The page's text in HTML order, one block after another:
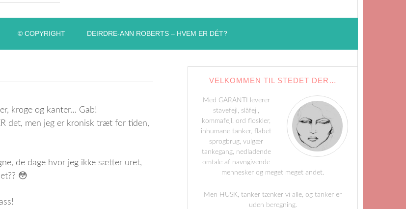
© COPYRIGHT DEIRDRE-ANN ROBERTS – HVEM ER DÉT?
kroge og kanter… Gab!
det, men jeg er kronisk træt for tiden,
de dage hvor jeg ikke sætter uret,
😳
VELKOMMEN TIL STEDET DER…
Med GARANTI leverer
stavefejl, slåfejl,
kommafejl, ord floskler,
inhumane tanker, flabet
sprogbrug, vulgær
tankegang, nedladende
omtale af navngivende
mennesker og meget meget andet.
Men HUSK, tanker tænker vi alle, og tanker er
uden beregning.